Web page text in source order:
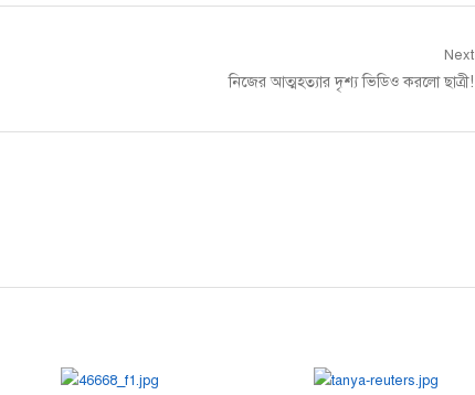
Next
Next
নিজের আত্মহত্যার দৃশ্য ভিডিও করলো ছাত্রী!